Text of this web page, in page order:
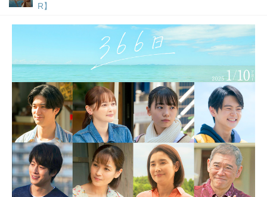
R】